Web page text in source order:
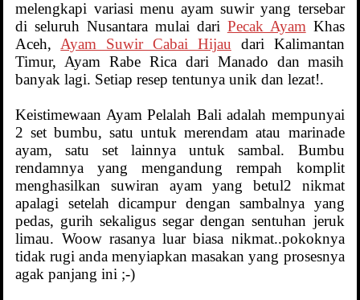
melengkapi variasi menu ayam suwir yang tersebar
di seluruh Nusantara mulai dari Pecak AyamKhas
Aceh,Ayam Suwir Cabai Hijau dari Kalimantan
Timur, Ayam Rabe Rica dari Manado dan masih
banyak lagi. Setiap resep tentunya unik dan lezat!.
Keistimewaan Ayam Pelalah Bali adalah mempunyai
2 set bumbu, satu untuk merendam atau marinade
ayam, satu set lainnya untuk sambal. Bumbu
rendamnya yang mengandung rempah komplit
menghasilkan suwiran ayam yang betul2 nikmat
apalagi setelah dicampur dengan sambalnya yang
pedas, gurih sekaligus segar dengan sentuhan jeruk
limau. Woow rasanya luar biasa nikmat..pokoknya
tidak rugi anda menyiapkan masakan yang prosesnya
agak panjang ini ;-)